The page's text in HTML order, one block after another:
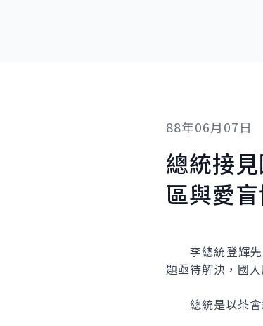
88年06月07日
總統接
區與愛
李總統登輝先
題亟待解決，國
總統是以茶會